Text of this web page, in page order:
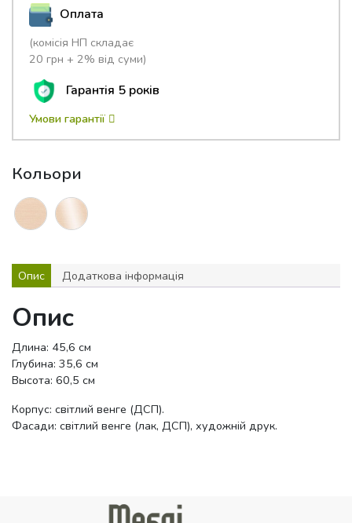
Оплата
(комісія НП складає
20 грн + 2% від суми)
Гарантія 5 років
Умови гарантії
Кольори
Опис Додаткова інформація
Опис
Длина: 45,6 см
Глубина: 35,6 см
Высота: 60,5 см
Корпус: світлий венге (ДСП).
Фасади: світлий венге (лак, ДСП), художній друк.